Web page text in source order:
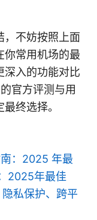
，不妨按照上面
你常用机场的最
深入的功能对比
官方评测与用
终选择。
：2025 年最
2025年最佳
私保护、跨平